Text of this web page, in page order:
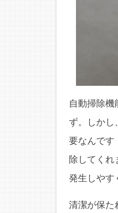
自動掃除
ず。しかし
要なんです
除してく
発生しやす
清潔が保た